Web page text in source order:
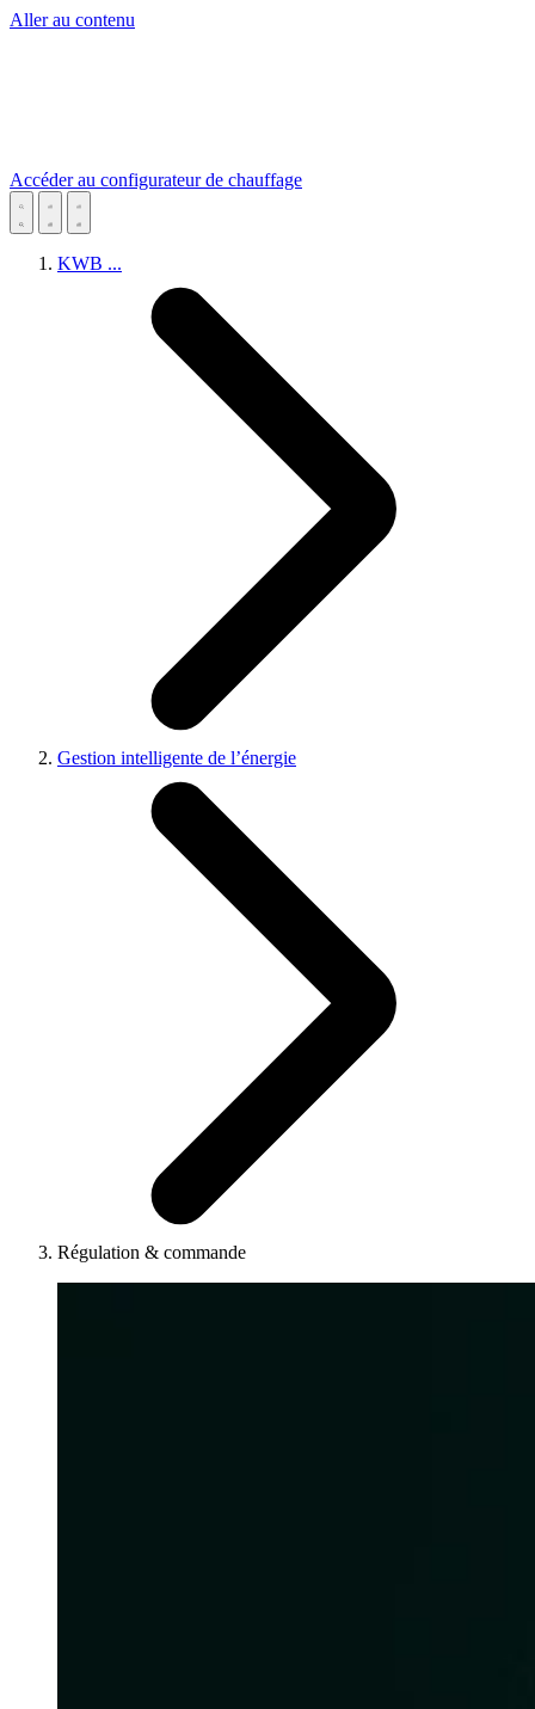
Aller au contenu
Accéder au configurateur de chauffage
KWB ...
Gestion intelligente de l’énergie
Régulation & commande